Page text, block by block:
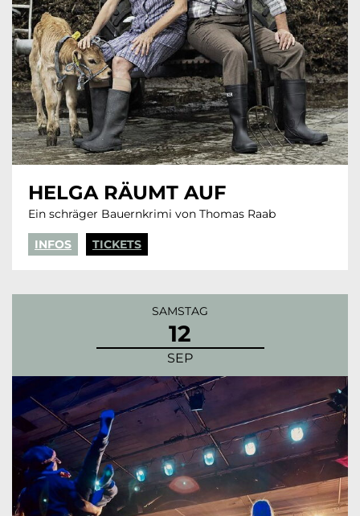
HELGA RÄUMT AUF
Ein schräger Bauernkrimi von Thomas Raab
INFOS TICKETS
SAMSTAG
12
SEP